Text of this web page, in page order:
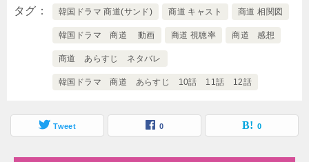
タグ 韓国ドラマ 商道(サンド) 商道 キャスト 商道 相関図
韓国ドラマ 商道 動画 商道 視聴率 商道 感想
商道 あらすじ ネタバレ
韓国ドラマ 商道 あらすじ 10話 11話 12話
Tweet 0 0